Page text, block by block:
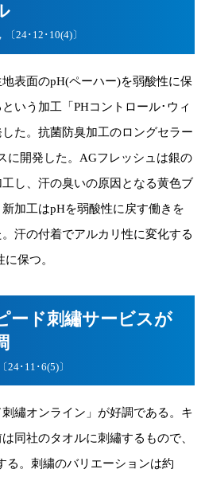
〔24･12･10(4)〕
表面のpH(ペーハー)を弱酸性に保
いう加工「PHコントロール･ウィ
た。抗菌防臭加工のロングセラー
に開発した。AGフレッシュは銀の
し、汗の臭いの原因となる黄色ブ
加工はpHを弱酸性に戻す働きを
汗の付着でアルカリ性に変化する
保つ。
ード刺繡サービスが
24･11･6(5)〕
繡オンライン」が好調である。キ
同社のタオルに刺繡するもので、
る。刺繍のバリエーションは約